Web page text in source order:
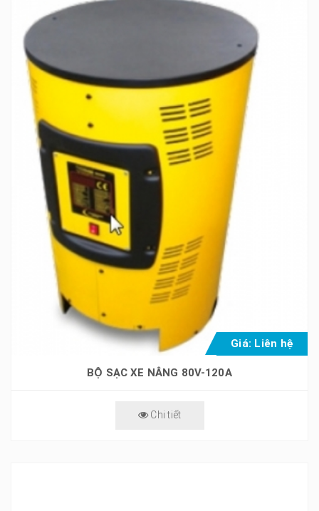
Giá: Liên hệ
BỘ SẠC XE NÂNG 80V-120A
Chi tiết